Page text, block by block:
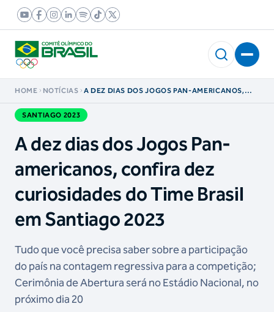
HOME NOTÍCIAS
A DEZ DIAS DOS JOGOS PAN-AMERICANOS,
EM SANTIAGO 2023
SANTIAGO 2023
A dez dias dos Jogos Pan-
americanos, confira dez
curiosidades do Time Brasil
em Santiago 2023
Tudo que você precisa saber sobre a participação
do país na contagem regressiva para a competição;
Cerimônia de Abertura será no Estádio Nacional, no
próximo dia 20